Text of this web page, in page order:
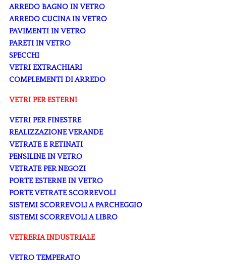
ARREDO BAGNO IN VETRO
ARREDO CUCINA IN VETRO
PAVIMENTI IN VETRO
PARETI IN VETRO
SPECCHI
VETRI EXTRACHIARI
COMPLEMENTI DI ARREDO
VETRI PER ESTERNI
VETRI PER FINESTRE
REALIZZAZIONE VERANDE
VETRATE E RETINATI
PENSILINE IN VETRO
VETRATE PER NEGOZI
PORTE ESTERNE IN VETRO
PORTE VETRATE SCORREVOLI
SISTEMI SCORREVOLI A PARCHEGGIO
SISTEMI SCORREVOLI A LIBRO
VETRERIA INDUSTRIALE
VETRO TEMPERATO